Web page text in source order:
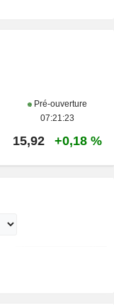
Pré-ouverture
07:21:23
15,92 +0,18 %